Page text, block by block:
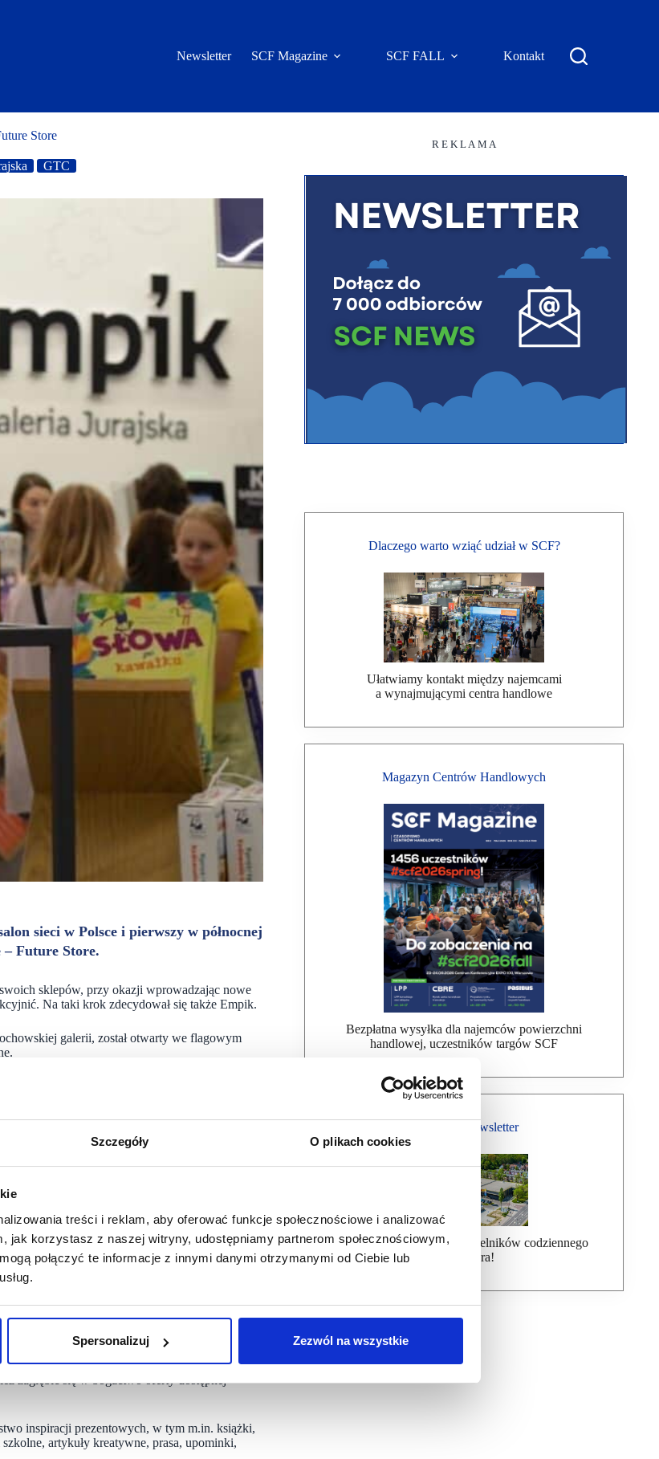
Szczegóły O plikach cookies
treści i reklam, aby oferować funkcje społecznościowe i analizować
jak korzystasz z naszej witryny, udostępniamy partnerom społecznościowym,
połączyć te informacje z innymi danymi otrzymanymi od Ciebie lub
Spersonalizuj Zezwól na wszystkie
Newsletter SCF Magazine SCF FALL Kontakt
Store
GTC
sieci w Polsce i pierwszy w północnej
– Future Store.
sklepów, przy okazji wprowadzając nowe
Na taki krok zdecydował się także Empik.
galerii, został otwarty we flagowym
i zarazem komfortowe dla odwiedzających
i przyjazną dla klienta prezentację produktów
które ułatwiają zakupy. Przykładem
w sklepie, ale również szybko zlokalizować
premierach i aktualnościach ze świata
sprzedaży wielokanałowej, które proponuje
już po dwóch godzinach (tzw.
Empik.com -chociażby na produkty niedostępne
i wypełniaczy. – Empik w nowej odsłonie
– mówi Anna Borecka-Suda,
omnichannelowe. To prawdziwy sklep
zagłębić się w bogactwo oferty dostępnej
inspiracji prezentowych, w tym m.in. książki,
artykuły kreatywne, prasa, upominki,
R E K L A M A
Dlaczego warto wziąć udział w SCF?
Ułatwiamy kontakt między najemcami
a wynajmującymi centra handlowe
Magazyn Centrów Handlowych
Bezpłatna wysyłka dla najemców powierzchni
handlowej, uczestników targów SCF
Bezpłatny Newsletter
Dołącz do ponad 7000 czytelników codziennego
newslettera!